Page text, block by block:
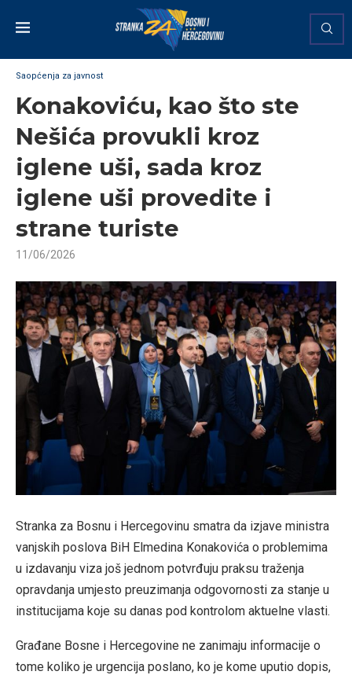
Saopćenja za javnost
Konakoviću, kao što ste
Nešića provukli kroz
iglene uši, sada kroz
iglene uši provedite i
strane turiste
11/06/2026
Stranka za Bosnu i Hercegovinu smatra da izjave ministra
vanjskih poslova BiH Elmedina Konakovića o problemima
u izdavanju viza još jednom potvrđuju praksu traženja
opravdanja umjesto preuzimanja odgovornosti za stanje u
institucijama koje su danas pod kontrolom aktuelne vlasti.
Građane Bosne i Hercegovine ne zanimaju informacije o
tome koliko je urgencija poslano, ko je kome uputio dopis,